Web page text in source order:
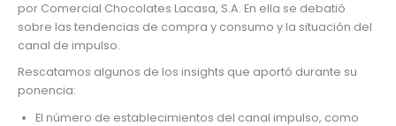
por Comercial Chocolates Lacasa, S.A. En ella se debatió
sobre las tendencias de compra y consumo y la situación del
canal de impulso.
Rescatamos algunos de los insights que aportó durante su
ponencia:
El número de establecimientos del canal impulso, como